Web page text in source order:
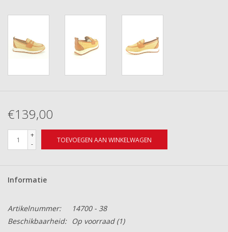
€139,00
+
-
TOEVOEGEN AAN WINKELWAGEN
Informatie
Artikelnummer:
14700 - 38
Beschikbaarheid:
Op voorraad(1)